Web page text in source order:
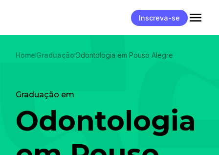
Inscreva-se
Home Graduação Odontologia em Pouso Alegre
Graduação em
Odontologia